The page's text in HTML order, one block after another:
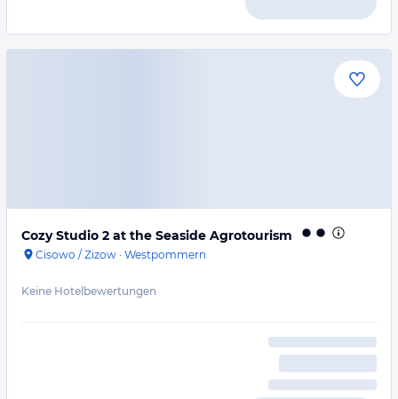
Cozy Studio 2 at the Seaside Agrotourism
Cisowo / Zizow · Westpommern
Keine Hotelbewertungen